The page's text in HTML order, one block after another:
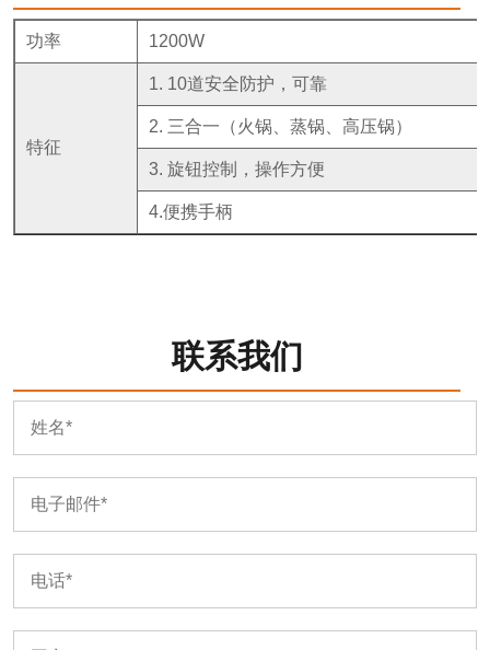
功率 1200W
特征
1. 10道安全防护，可靠
2. 三合一（火锅、蒸锅、高压锅）
3. 旋钮控制，操作方便
4.便携手柄
联系我们